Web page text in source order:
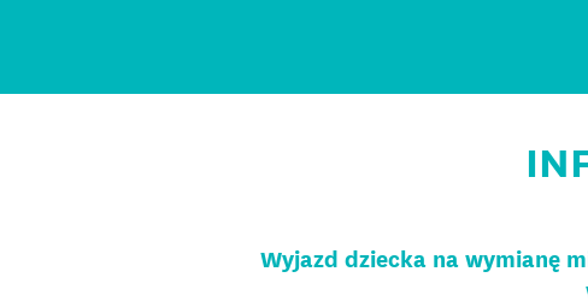
Wyjazd dziecka na wymianę